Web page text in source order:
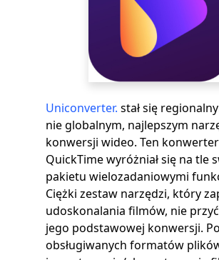
Uniconverter. stał się
nie globalnym, najlepszym
konwersji wideo. Ten
QuickTime wyróżniał się na tle
pakietu wielozadaniowymi
Ciężki zestaw narzędzi, który
udoskonalania filmów, nie
jego podstawowej konwersji.
obsługiwanych formatów